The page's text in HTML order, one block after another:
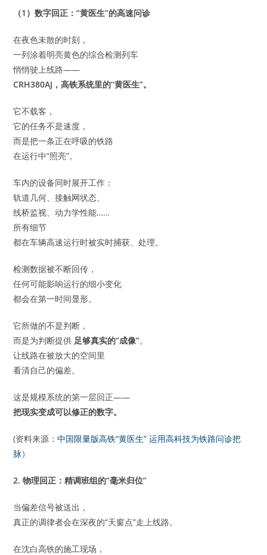
（1）数字回正：“黄医生”的高速问诊
在夜色未散的时刻，
一列涂着明亮黄色的综合检测列车
悄悄驶上线路——
CRH380AJ，高铁系统里的“黄医生”。
它不载客，
它的任务不是速度，
而是把一条正在呼吸的铁路
在运行中“照亮”。
车内的设备同时展开工作：
轨道几何、接触网状态、
线桥监视、动力学性能……
所有细节
都在车辆高速运行时被实时捕获、处理。
检测数据被不断回传，
任何可能影响运行的细小变化
都会在第一时间显形。
它所做的不是判断，
而是为判断提供 足够真实的“成像”。
让线路在被放大的空间里
看清自己的偏差。
这是规模系统的第一层回正——
把现实变成可以修正的数字。
(资料来源：中国限量版高铁“黄医生” 运用高科技为铁路问诊把
脉）
2. 物理回正：精调班组的“毫米归位”
当偏差信号被送出，
真正的调律者会在深夜的“天窗点”走上线路。
在沈白高铁的施工现场，